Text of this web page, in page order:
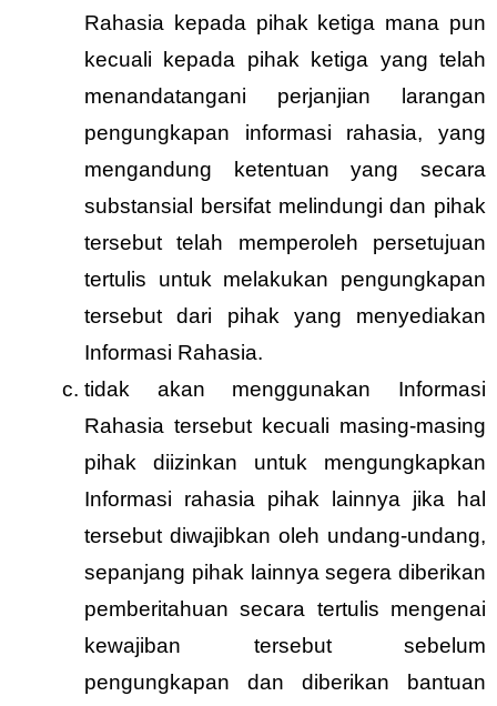
Rahasia kepada pihak ketiga mana pun
kecuali kepada pihak ketiga yang telah
menandatangani perjanjian larangan
pengungkapan informasi rahasia, yang
mengandung ketentuan yang secara
substansial bersifat melindungi dan pihak
tersebut telah memperoleh persetujuan
tertulis untuk melakukan pengungkapan
tersebut dari pihak yang menyediakan
Informasi Rahasia.
tidak akan menggunakan Informasi
Rahasia tersebut kecuali masing-masing
pihak diizinkan untuk mengungkapkan
Informasi rahasia pihak lainnya jika hal
tersebut diwajibkan oleh undang-undang,
sepanjang pihak lainnya segera diberikan
pemberitahuan secara tertulis mengenai
kewajiban tersebut sebelum
pengungkapan dan diberikan bantuan